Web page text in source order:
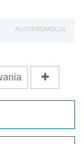
AUTOPROMOCJA